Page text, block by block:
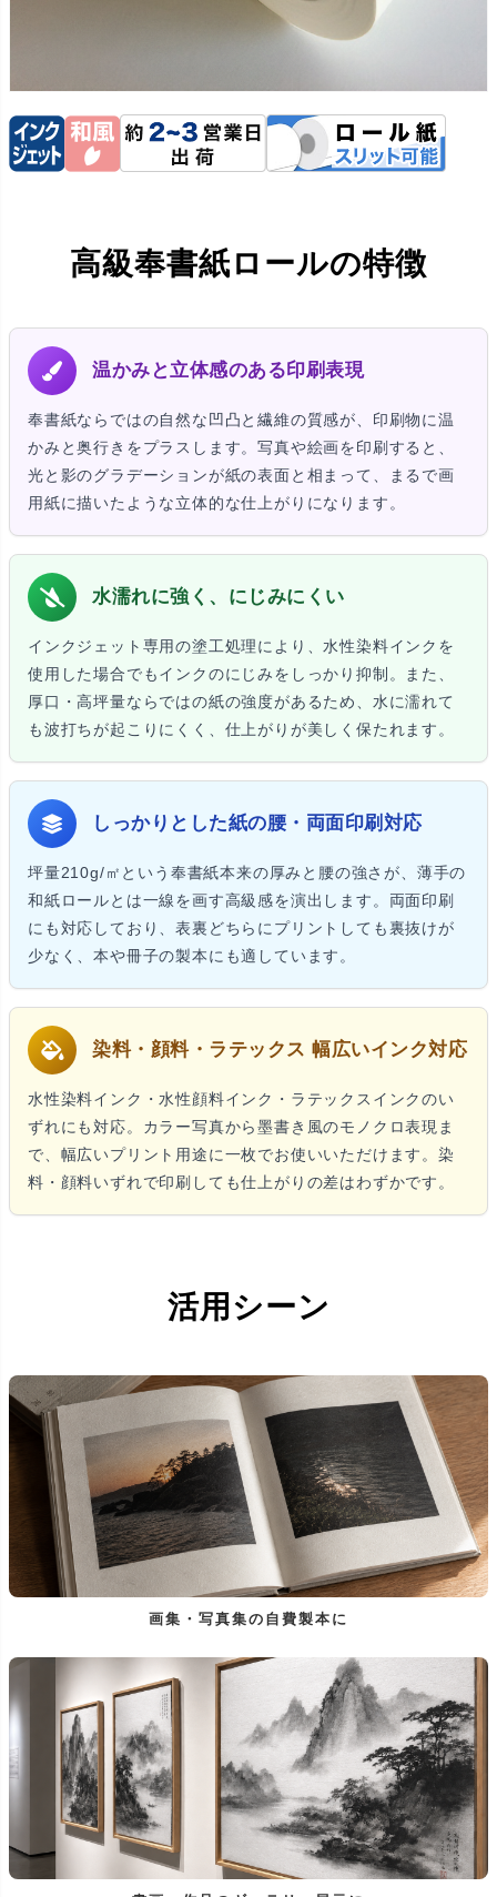
高級奉書紙ロールの特徴
温かみと立体感のある印刷表現
奉書紙ならではの自然な凹凸と繊維の質感が、印刷物に温
かみと奥行きをプラスします。写真や絵画を印刷すると、
光と影のグラデーションが紙の表面と相まって、まるで画
用紙に描いたような立体的な仕上がりになります。
水濡れに強く、にじみにくい
インクジェット専用の塗工処理により、水性染料インクを
使用した場合でもインクのにじみをしっかり抑制。また、
厚口・高坪量ならではの紙の強度があるため、水に濡れて
も波打ちが起こりにくく、仕上がりが美しく保たれます。
しっかりとした紙の腰・両面印刷対応
坪量210g/㎡という奉書紙本来の厚みと腰の強さが、薄手の
和紙ロールとは一線を画す高級感を演出します。両面印刷
にも対応しており、表裏どちらにプリントしても裏抜けが
少なく、本や冊子の製本にも適しています。
染料・顔料・ラテックス 幅広いインク対応
水性染料インク・水性顔料インク・ラテックスインクのい
ずれにも対応。カラー写真から墨書き風のモノクロ表現ま
で、幅広いプリント用途に一枚でお使いいただけます。染
料・顔料いずれで印刷しても仕上がりの差はわずかです。
活用シーン
画集・写真集の自費製本に